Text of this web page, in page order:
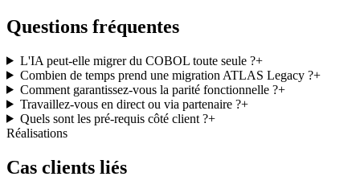
Questions fréquentes
L'IA peut-elle migrer du COBOL toute seule ?+
Combien de temps prend une migration ATLAS Legacy ?+
Comment garantissez-vous la parité fonctionnelle ?+
Travaillez-vous en direct ou via partenaire ?+
Quels sont les pré-requis côté client ?+
Réalisations
Cas clients liés